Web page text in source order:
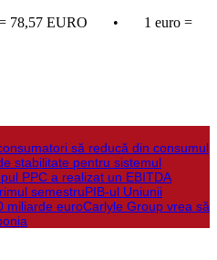
= 78,57 EURO • 1 euro =
să reducă din consumul
stabilitate pentru sistemul
PPC a realizat un EBITDA
semestruPIB-ul Uniunii
miliarde euroCarlyle Group vrea să